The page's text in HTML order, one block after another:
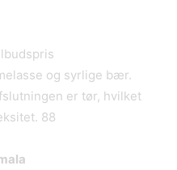
og syrlige bær.
er tør, hvilket
88